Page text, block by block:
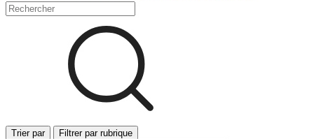
Trier par Filtrer par rubrique